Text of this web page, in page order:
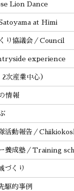
Lion Dance
at Himi
り協議会／Council
experience
次産業中心）
情報
活動報告／
養成塾／Training
づくり
駆的事例